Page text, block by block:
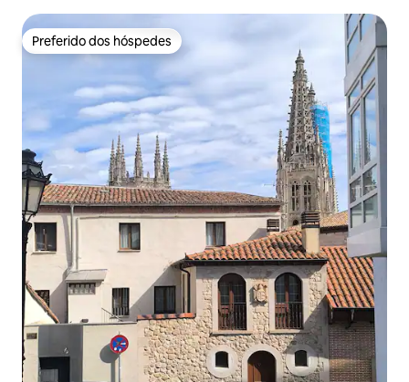
Preferido dos hóspedes
Preferido dos hóspedes